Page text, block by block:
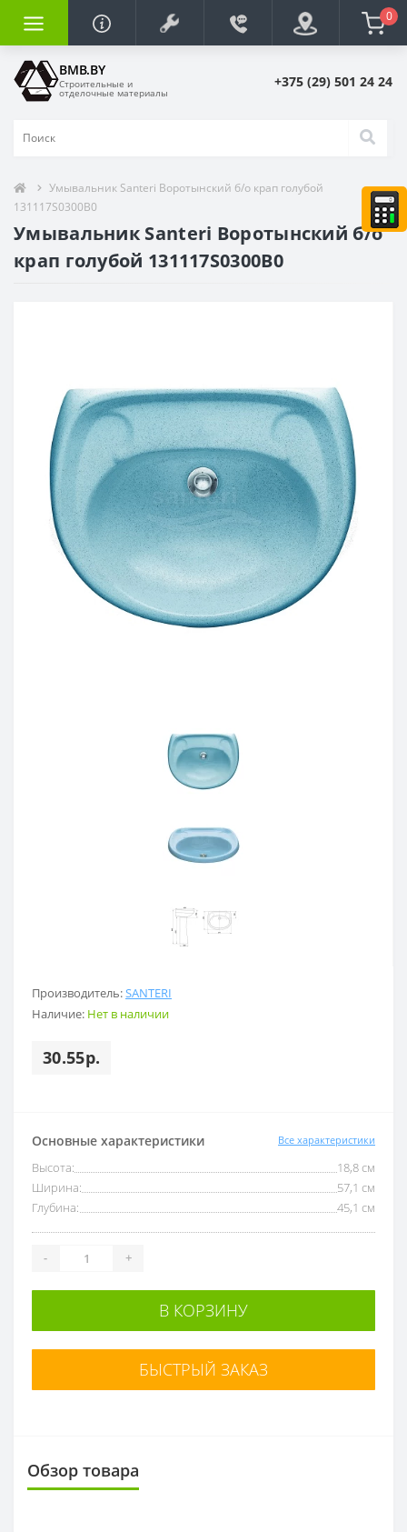
0
BMB.BY
Строительные и
отделочные материалы
+375 (29) 501 24 24
Умывальник Santeri Воротынский б/о крап голубой
131117S0300B0
Умывальник Santeri Воротынский б/о
крап голубой 131117S0300B0
Производитель:SANTERI
Наличие: Нет в наличии
30.55р.
Основные характеристики Все характеристики
Высота:
18,8 см
Ширина:
57,1 см
Глубина:
45,1 см
- +
В КОРЗИНУ
БЫСТРЫЙ ЗАКАЗ
Обзор товара